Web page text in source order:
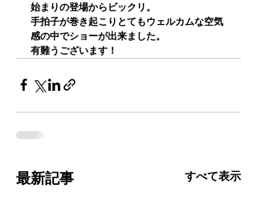
始まりの登場からビックリ。
手拍子が巻き起こりとてもウェルカムな空気
感の中でショーが出来ました。
有難うございます！
最新記事 すべて表示